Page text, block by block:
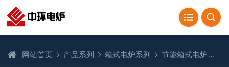
网站首页 产品系列 箱式电炉系列 节能箱式电炉